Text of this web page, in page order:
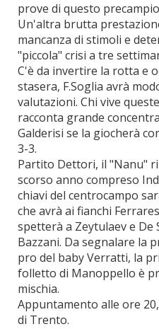
prove di questo
Un'altra brutta
mancanza di stimoli e
"piccola" crisi a tre
C'è da invertire la rotta e
stasera, F.Soglia avrà
valutazioni. Chi vive
racconta grande
Galderisi se la giocherà
3-3.
Partito Dettori, il "Nanu"
scorso anno compreso
chiavi del centrocampo
che avrà ai fianchi
spetterà a Zeytulaev e
Bazzani. Da segnalare la
pro del baby Verratti, la
folletto di Manoppello è
mischia.
Appuntamento alle ore
di Trento.